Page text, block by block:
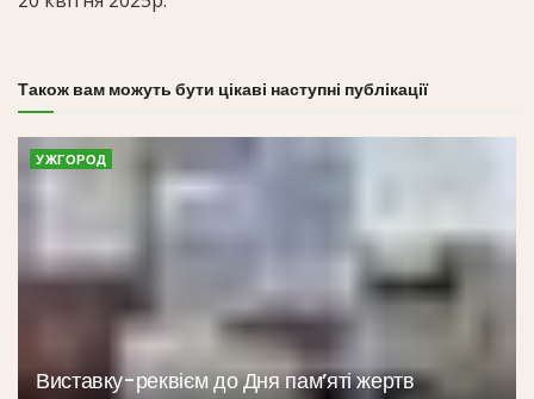
Також вам можуть бути цікаві наступні публікації
УЖГОРОД
Виставку-реквієм до Дня пам’яті жертв